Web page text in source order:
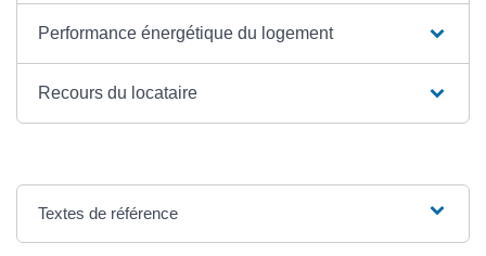
Performance énergétique du logement
Recours du locataire
Textes de référence